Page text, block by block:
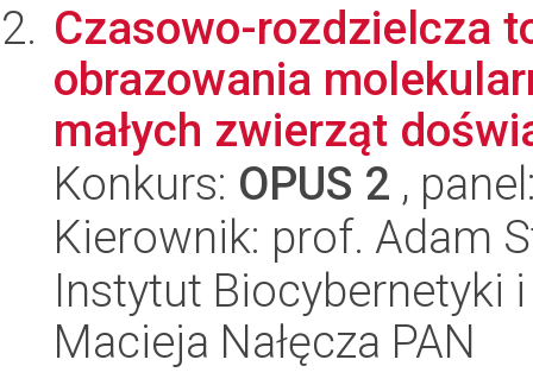
Czasowo-rozdzielcza
obrazowania
małych zwierząt
Konkurs: OPUS 2 ,
Kierownik: prof. Adam
Instytut Biocybernetyki
Macieja Nałęcza PAN